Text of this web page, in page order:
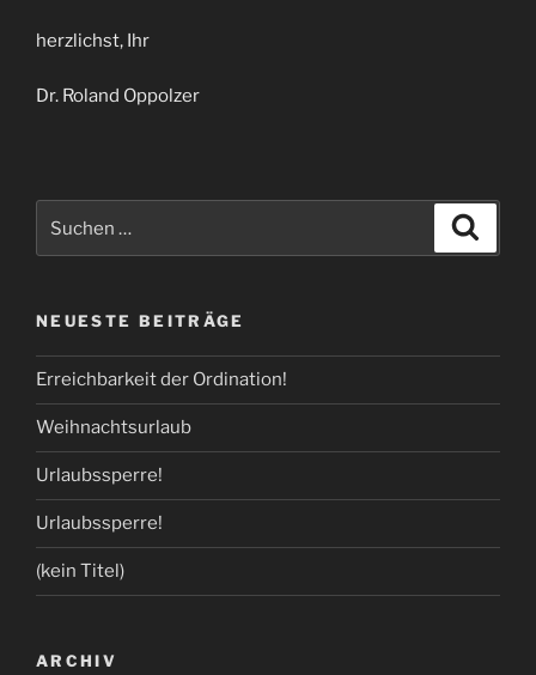
herzlichst, Ihr
Dr. Roland Oppolzer
nach:
NEUESTE BEITRÄGE
Erreichbarkeit der Ordination!
Weihnachtsurlaub
Urlaubssperre!
Urlaubssperre!
(kein Titel)
ARCHIV